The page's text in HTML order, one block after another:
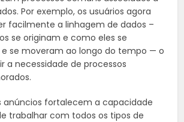
Por exemplo, os usuários agora
facilmente a linhagem de dados –
se originam e como eles se
se moveram ao longo do tempo — o
a necessidade de processos
anúncios fortalecem a capacidade
trabalhar com todos os tipos de